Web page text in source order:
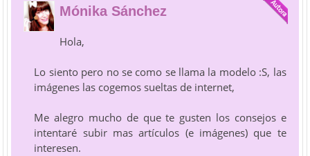
Mónika Sánchez
Hola,
Lo siento pero no se como se llama la modelo :S, las
imágenes las cogemos sueltas de internet,
Me alegro mucho de que te gusten los consejos e
intentaré subir mas artículos (e imágenes) que te
interesen.